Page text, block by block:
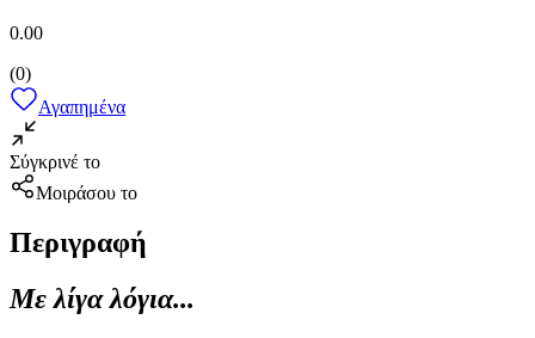
0.00
(0)
Αγαπημένα
Σύγκρινέ το
Μοιράσου το
Περιγραφή
Με λίγα λόγια...